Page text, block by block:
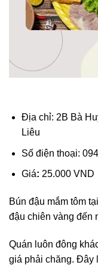
Địa chỉ: 2B Bà
Liêu
Số điện thoại:
Giá: 25.000 VND
Bún đậu mắm tôm
đậu chiên vàng đến
Quán luôn đông
giá phải chăng. Đây